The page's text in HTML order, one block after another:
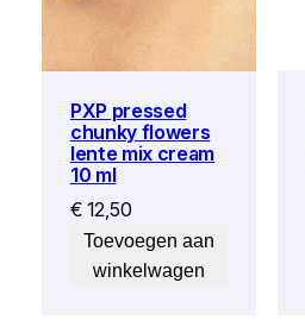
PXP pressed
chunky flowers
lente mix cream
10 ml
€12,50
Toevoegen aan
winkelwagen